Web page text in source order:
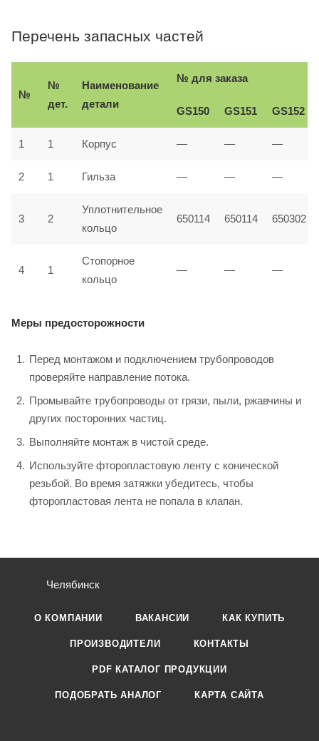
Перечень запасных частей
№
№
дет.
Наименование
детали
№ для заказа
GS150 GS151 GS152
1 1 Корпус — — —
2 1 Гильза — — —
3 2
Уплотнительное
кольцо
650114 650114 650302
4 1
Стопорное
кольцо
— — —
Меры предосторожности
Перед монтажом и подключением трубопроводов
проверяйте направление потока.
Промывайте трубопроводы от грязи, пыли, ржавчины и
других посторонних частиц.
Выполняйте монтаж в чистой среде.
Используйте фторопластовую ленту с конической
резьбой. Во время затяжки убедитесь, чтобы
фторопластовая лента не попала в клапан.
Челябинск
О КОМПАНИИ ВАКАНСИИ КАК КУПИТЬ
ПРОИЗВОДИТЕЛИ КОНТАКТЫ
PDF КАТАЛОГ ПРОДУКЦИИ
ПОДОБРАТЬ АНАЛОГ КАРТА САЙТА